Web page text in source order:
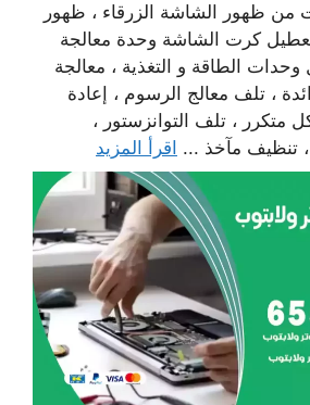
من ظهور الشاشة الزرقاء ، ظهور
كرت الشاشة وحدة معالجة
الطاقة و التغذية ، معالجة
، تلف معالج الرسوم ، إعادة
متكرر ، تلف التوانزستور ،
، تنظيف مآخذ ... اقرأ المزيد